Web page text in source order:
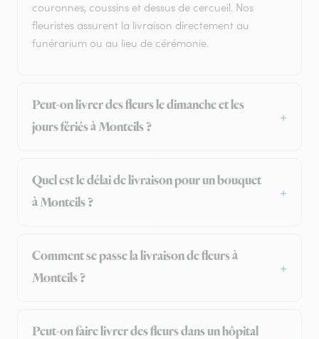
couronnes, coussins et dessus de cercueil. Nos
fleuristes assurent la livraison directement au
funérarium ou au lieu de cérémonie.
Peut-on livrer des fleurs le dimanche et les
jours fériés à Monteils ?
Quel est le délai de livraison pour un bouquet
à Monteils ?
Comment se passe la livraison de fleurs à
Monteils ?
Peut-on faire livrer des fleurs dans un hôpital